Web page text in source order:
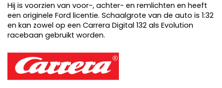
Hij is voorzien van voor-, achter- en remlichten en heeft
een originele Ford licentie. Schaalgrote van de auto is 1:32
en kan zowel op een Carrera Digital 132 als Evolution
racebaan gebruikt worden.